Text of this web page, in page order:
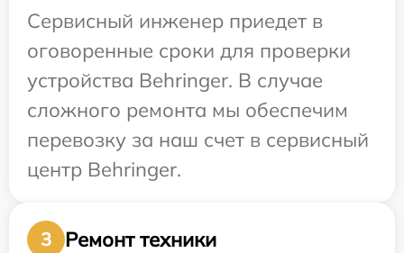
Сервисный инженер приедет в
оговоренные сроки для проверки
устройства Behringer. В случае
сложного ремонта мы обеспечим
перевозку за наш счет в сервисный
центр Behringer.
3
Ремонт техники